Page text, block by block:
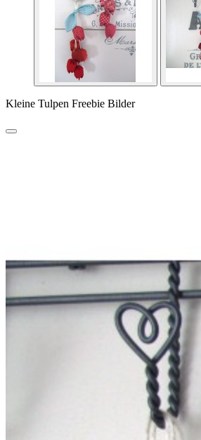
Kleine Tulpen Freebie Bilder